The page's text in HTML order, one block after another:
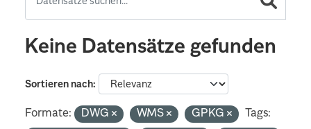
Keine Datensätze gefunden
Sortieren nach
Formate: DWG WMS GPKG
Tags: